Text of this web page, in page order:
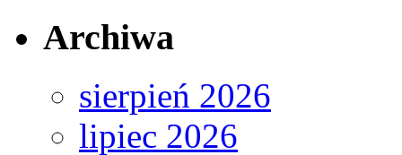
Archiwa
sierpień 2026
lipiec 2026